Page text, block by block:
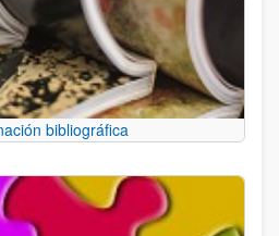
bibliográfica